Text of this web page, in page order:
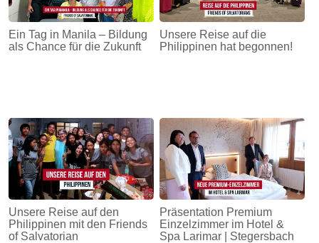
Ein Tag in Manila – Bildung
als Chance für die Zukunft
Unsere Reise auf die
Philippinen hat begonnen!
Unsere Reise auf den
Philippinen mit den Friends
of Salvatorian
Präsentation Premium
Einzelzimmer im Hotel &
Spa Larimar | Stegersbach